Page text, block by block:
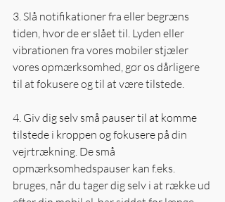
3. Slå notifikationer fra eller begræns
tiden, hvor de er slået til. Lyden eller
vibrationen fra vores mobiler stjæler
vores opmærksomhed, gør os dårligere
til at fokusere og til at være tilstede.
4. Giv dig selv små pauser til at komme
tilstede i kroppen og fokusere på din
vejrtrækning. De små
opmærksomhedspauser kan f.eks.
bruges, når du tager dig selv i at række ud